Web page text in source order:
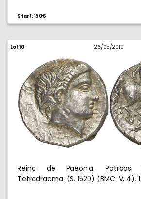
Start: 150€
Lot 10 26/05/2010
Reino de Paeonia. Patraos
Tetradracma. (S. 1520) (BMC. V, 4).